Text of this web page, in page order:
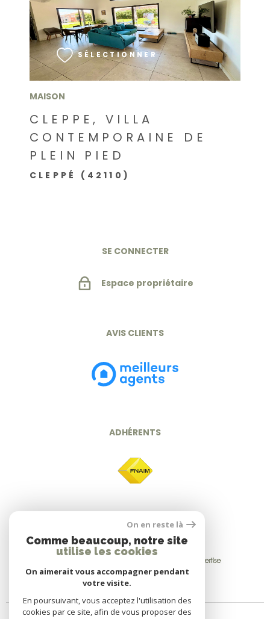
MAISON
CLEPPE, VILLA
CONTEMPORAINE DE
PLEIN PIED
CLEPPÉ (42110)
SÉLECTIONNER
VOIR LE BIEN
SE CONNECTER
Espace propriétaire
AVIS CLIENTS
ADHÉRENTS
On en reste là
Comme beaucoup, notre site
utilise les cookies
On aimerait vous accompagner pendant
votre visite.
En poursuivant, vous acceptez l'utilisation des
cookies par ce site, afin de vous proposer des